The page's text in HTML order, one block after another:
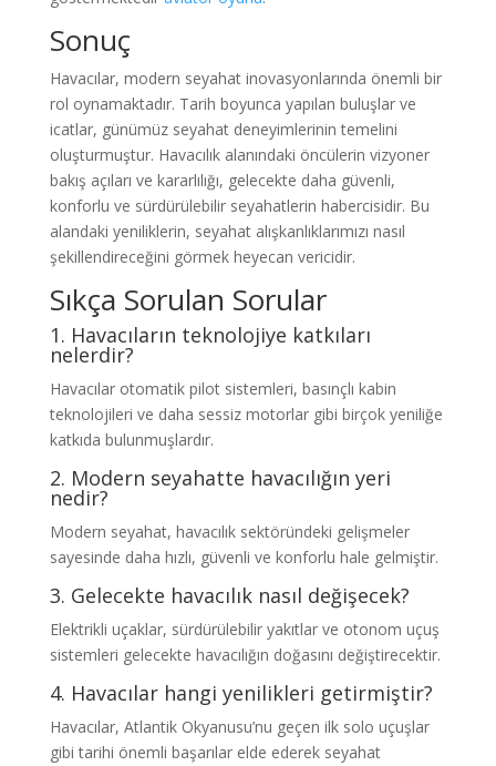
Sonuç
Havacılar, modern seyahat inovasyonlarında önemli bir
rol oynamaktadır. Tarih boyunca yapılan buluşlar ve
icatlar, günümüz seyahat deneyimlerinin temelini
oluşturmuştur. Havacılık alanındaki öncülerin vizyoner
bakış açıları ve kararlılığı, gelecekte daha güvenli,
konforlu ve sürdürülebilir seyahatlerin habercisidir. Bu
alandaki yeniliklerin, seyahat alışkanlıklarımızı nasıl
şekillendireceğini görmek heyecan vericidir.
Sıkça Sorulan Sorular
1. Havacıların teknolojiye katkıları
nelerdir?
Havacılar otomatik pilot sistemleri, basınçlı kabin
teknolojileri ve daha sessiz motorlar gibi birçok yeniliğe
katkıda bulunmuşlardır.
2. Modern seyahatte havacılığın yeri
nedir?
Modern seyahat, havacılık sektöründeki gelişmeler
sayesinde daha hızlı, güvenli ve konforlu hale gelmiştir.
3. Gelecekte havacılık nasıl değişecek?
Elektrikli uçaklar, sürdürülebilir yakıtlar ve otonom uçuş
sistemleri gelecekte havacılığın doğasını değiştirecektir.
4. Havacılar hangi yenilikleri getirmiştir?
Havacılar, Atlantik Okyanusu’nu geçen ilk solo uçuşlar
gibi tarihi önemli başarılar elde ederek seyahat